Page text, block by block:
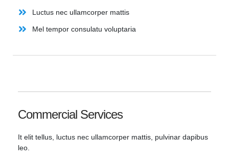
Luctus nec ullamcorper mattis
Mel tempor consulatu voluptaria
Commercial Services
It elit tellus, luctus nec ullamcorper mattis, pulvinar dapibus
leo.